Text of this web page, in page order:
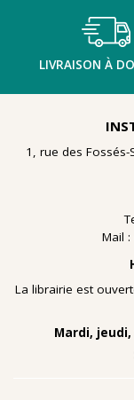
LIVRAISON À
1, rue des
Mail :
La librairie est
Mardi,